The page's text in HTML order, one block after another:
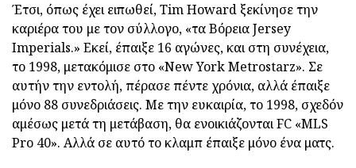
Έτσι, όπως έχει ειπωθεί, Tim Howard ξεκίνησε την
καριέρα του με τον σύλλογο, «τα Βόρεια Jersey
Imperials.» Εκεί, έπαιξε 16 αγώνες, και στη συνέχεια,
το 1998, μετακόμισε στο «New York Metrostarz». Σε
αυτήν την εντολή, πέρασε πέντε χρόνια, αλλά έπαιξε
μόνο 88 συνεδριάσεις. Με την ευκαιρία, το 1998, σχεδόν
αμέσως μετά τη μετάβαση, θα ενοικιάζονται FC «MLS
Pro 40». Αλλά σε αυτό το κλαμπ έπαιξε μόνο ένα ματς.